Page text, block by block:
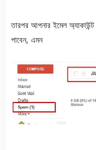
তারপর আপনার ইমেল
পাবেন, এমন